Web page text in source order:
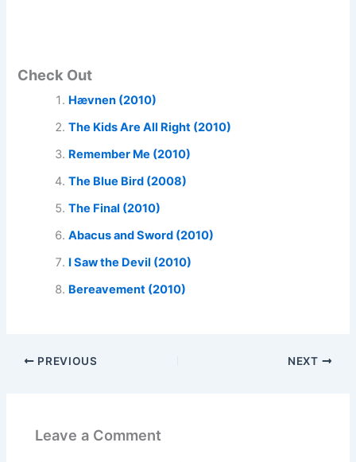
Check Out
Hævnen (2010)
The Kids Are All Right (2010)
Remember Me (2010)
The Blue Bird (2008)
The Final (2010)
Abacus and Sword (2010)
I Saw the Devil (2010)
Bereavement (2010)
PREVIOUS NEXT
Leave a Comment